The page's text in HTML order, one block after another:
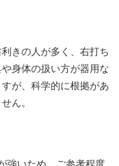
きの人が多く、右打ち
身体の扱い方が器用な
が、科学的に根拠があ
ん。